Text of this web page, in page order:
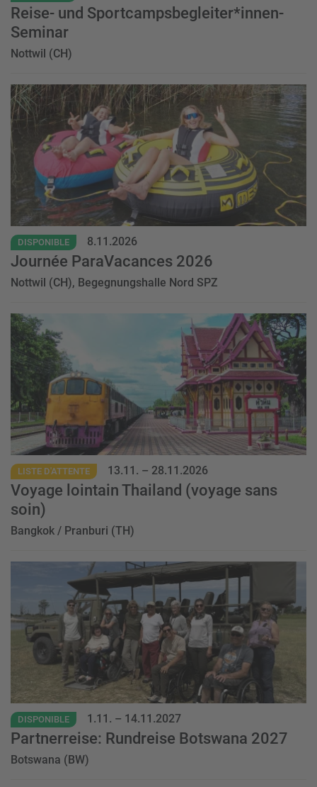
Reise- und Sportcampsbegleiter*innen-
Seminar
Nottwil (CH)
Event
DISPONIBLE 8.11.2026
Journée ParaVacances 2026
Nottwil (CH), Begegnungshalle Nord SPZ
Event
LISTE D'ATTENTE 13.11. – 28.11.2026
Voyage lointain Thailand (voyage sans
soin)
Bangkok / Pranburi (TH)
DISPONIBLE 1.11. – 14.11.2027
Partnerreise: Rundreise Botswana 2027
Botswana (BW)